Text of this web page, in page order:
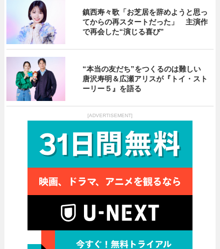
鎮西寿々歌「お芝居を辞めようと思っ
てからの再スタートだった」 主演作
で再会した“演じる喜び”
“本当の友だち”をつくるのは難しい
唐沢寿明＆広瀬アリスが『トイ・スト
ーリー５』を語る
[ADVERTISEMENT]